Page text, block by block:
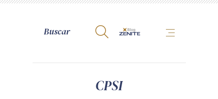
A Zênite
CPSI